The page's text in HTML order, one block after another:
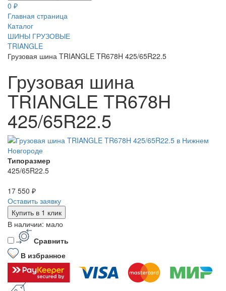
0 ₽
Главная страница
Каталог
ШИНЫ ГРУЗОВЫЕ
TRIANGLE
Грузовая шина TRIANGLE TR678H 425/65R22.5
Грузовая шина
TRIANGLE TR678H
425/65R22.5
Типоразмер
425/65R22.5
17 550 ₽
Оставить заявку
Купить в 1 клик
В наличии: мало
Сравнить
В избранное